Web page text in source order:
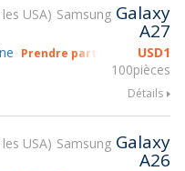
USA Samsung Galaxy
A27
USD1
100pièces
Prendre part à gsmX Hong
Détails
USA Samsung Galaxy
A26